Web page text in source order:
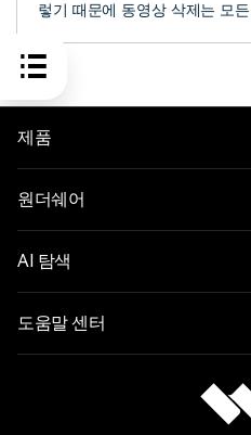
렇기 때문에 동영상 삭제는 모
영역을 정리하는 데 자주 사용
는 편집 앱의 작업 영역 내 타임
삭제할 수 있습니다. 프로젝트
제품
원더쉐어
AI 탐색
도움말 센터